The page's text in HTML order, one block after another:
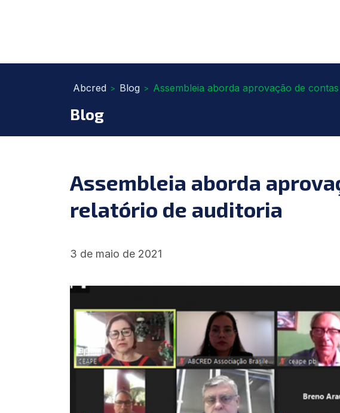
Abcred > Blog > Assembleia aborda aprovação de
Blog
Assembleia aborda
relatório de auditoria
3 de maio de 2021